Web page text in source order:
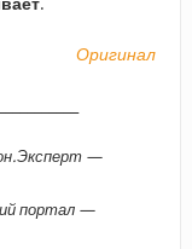
Оригинал
—
портал —